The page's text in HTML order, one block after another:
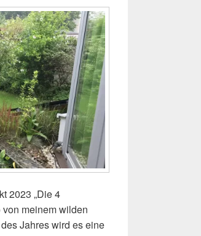
2023 „Die 4
meinem wilden
Jahres wird es eine